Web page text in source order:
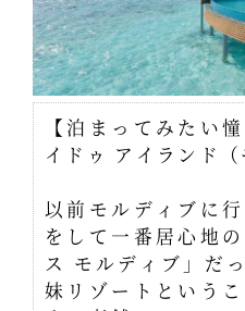
【泊まってみたい
イドゥ アイランド（
以前モルディブに
をして一番居心地
ス モルディブ」だ
妹リゾートという